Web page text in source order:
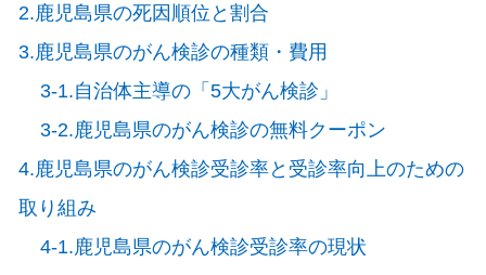
2.鹿児島県の死因順位と割合
3.鹿児島県のがん検診の種類・費用
3-1.自治体主導の「5大がん検診」
3-2.鹿児島県のがん検診の無料クーポン
4.鹿児島県のがん検診受診率と受診率向上のための
取り組み
4-1.鹿児島県のがん検診受診率の現状